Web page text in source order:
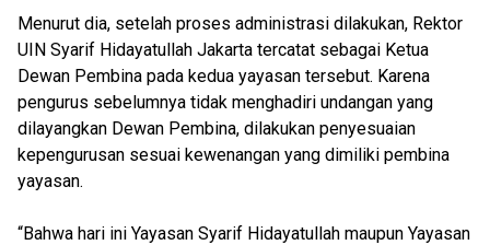
Menurut dia, setelah proses administrasi dilakukan, Rektor
UIN Syarif Hidayatullah Jakarta tercatat sebagai Ketua
Dewan Pembina pada kedua yayasan tersebut. Karena
pengurus sebelumnya tidak menghadiri undangan yang
dilayangkan Dewan Pembina, dilakukan penyesuaian
kepengurusan sesuai kewenangan yang dimiliki pembina
yayasan.
“Bahwa hari ini Yayasan Syarif Hidayatullah maupun Yayasan